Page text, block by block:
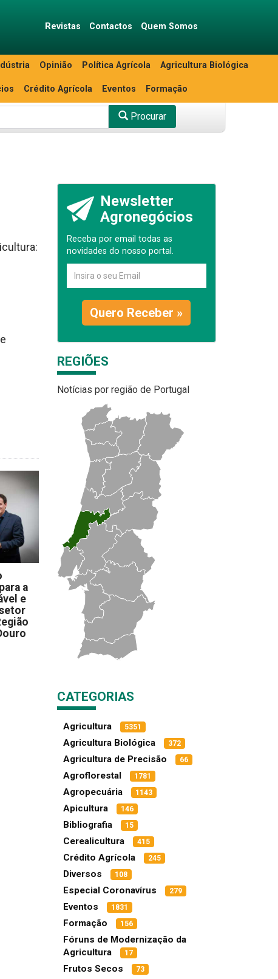
Revistas Contactos Quem Somos
Opinião Política Agrícola Agricultura Biológica
Crédito Agrícola Eventos Formação
Procurar
a
e
Newsletter
Agronegócios
Receba por email todas as
novidades do nosso portal.
Quero Receber »
REGIÕES
Notícias por região de Portugal
CATEGORIAS
Agricultura 5351
Agricultura Biológica 372
Agricultura de Precisão 66
Agroflorestal 1781
Agropecuária 1143
Apicultura 146
Bibliografia 15
Cerealicultura 415
Crédito Agrícola 245
Diversos 108
Especial Coronavírus 279
Eventos 1831
Formação 156
Fóruns de Modernização da
Agricultura
17
Frutos Secos 73